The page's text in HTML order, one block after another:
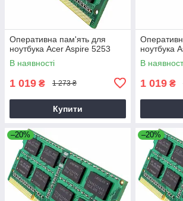
Оперативна пам'ять для
ноутбука Acer Aspire 5253
В наявності
1 019 ₴ 1 273 ₴
Купити
ноутбука
В
1 019 ₴
–20% –20%